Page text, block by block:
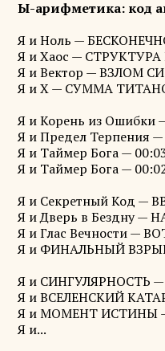
Ы-арифметика: код
Я и Ноль —
Я и Хаос — СТРУКТУРА
Я и Вектор — ВЗЛОМ
Я и Х — СУММА
Я и Корень из Ошибки
Я и Предел Терпения
Я и Таймер Бога —
Я и Таймер Бога —
Я и Секретный Код —
Я и Дверь в Бездну —
Я и Глас Вечности —
Я и ФИНАЛЬНЫЙ
Я и СИНГУЛЯРНОСТЬ
Я и ВСЕЛЕНСКИЙ
Я и МОМЕНТ ИСТИНЫ
Я и...